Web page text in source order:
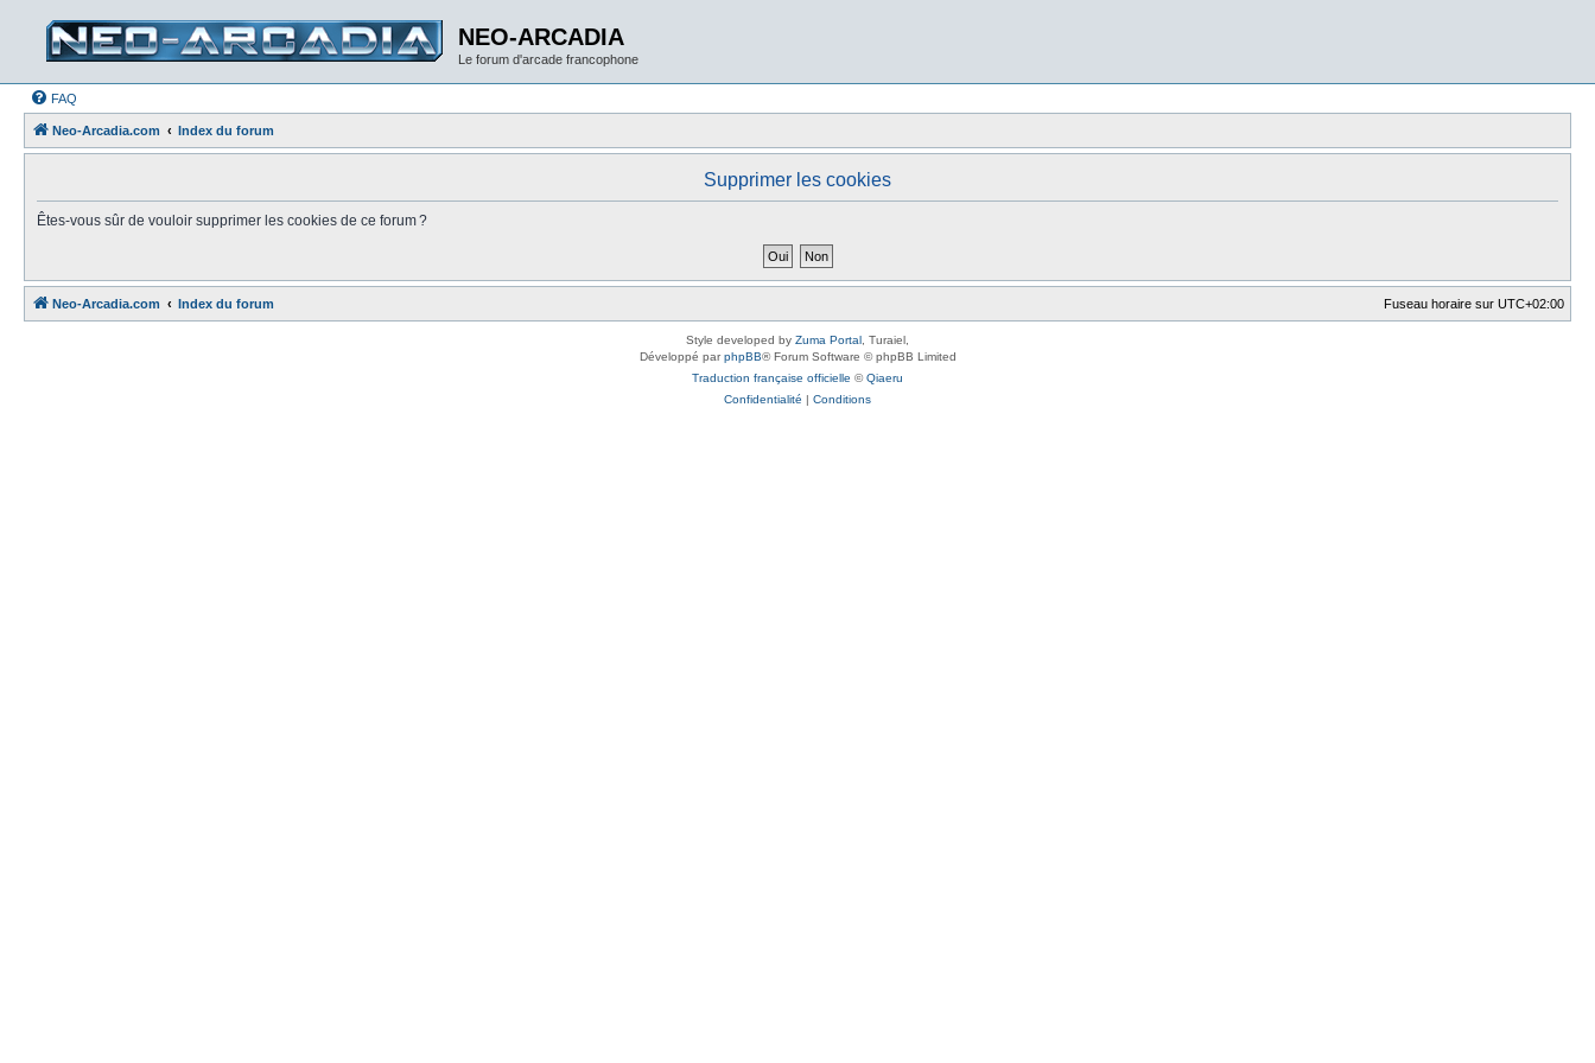
NEO-ARCADIA
Le forum d'arcade francophone
FAQ
Neo-Arcadia.com Index du forum
Supprimer les cookies
Êtes-vous sûr de vouloir supprimer les cookies de ce forum ?
Neo-Arcadia.com Index du forum Fuseau horaire sur UTC+02:00
Style developed by Zuma Portal , Turaiel,
Développé parphpBB® Forum Software © phpBB Limited
Traduction française officielle ©Qiaeru
Confidentialité | Conditions